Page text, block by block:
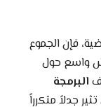
فإن الجموع
واسع حول
البرمجة
جدلاً متكرراً